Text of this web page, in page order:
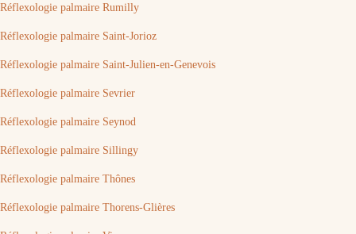
Réflexologie palmaire Rumilly
Réflexologie palmaire Saint-Jorioz
Réflexologie palmaire Saint-Julien-en-Genevois
Réflexologie palmaire Sevrier
Réflexologie palmaire Seynod
Réflexologie palmaire Sillingy
Réflexologie palmaire Thônes
Réflexologie palmaire Thorens-Glières